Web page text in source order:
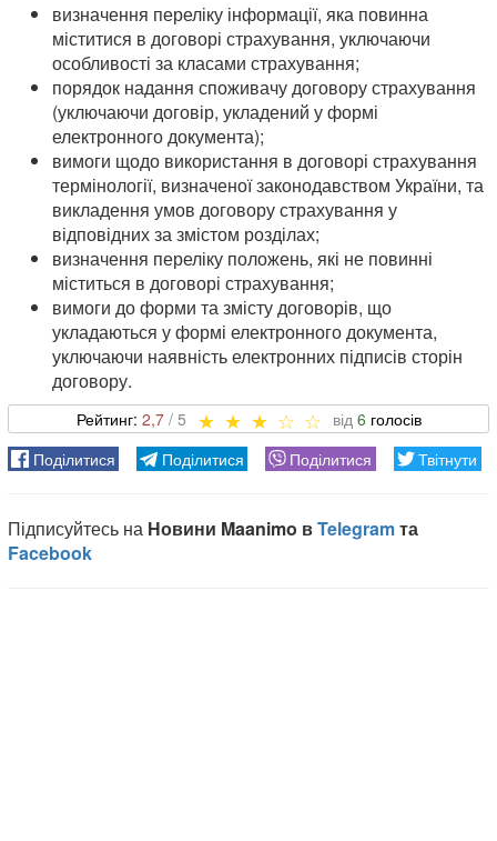
визначення переліку інформації, яка повинна
міститися в договорі страхування, уключаючи
особливості за класами страхування;
порядок надання споживачу договору страхування
(уключаючи договір, укладений у формі
електронного документа);
вимоги щодо використання в договорі страхування
термінології, визначеної законодавством України, та
викладення умов договору страхування у
відповідних за змістом розділах;
визначення переліку положень, які не повинні
міститься в договорі страхування;
вимоги до форми та змісту договорів, що
укладаються у формі електронного документа,
уключаючи наявність електронних підписів сторін
договору.
2,7 6